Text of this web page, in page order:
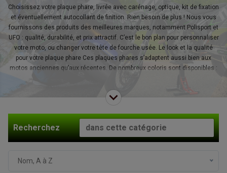
Choisissez votre plaque phare, livrée avec carénage, optique, kit de fixation
et éventuellement autocollant de finition. Rien besoin de plus ! Nous vous
fournissons des produits des meilleures marques, notamment Polisport et
UFO : qualité, durabilité, et prix attractif. C’est le bon plan pour personnaliser
votre moto, ou changer votre tête de fourche usée. Le look et la qualité
pour votre plaque phare Ces plaques phares s’adaptent aussi bien aux
motos anciennes qu’aux récentes. De nombreux coloris sont disponibles :
vous voulez donner à votre moto, vous avez le choix. Votre « truc » à vous,
c’est la motocross ou l’enduro : votre tête de fourche est sûrement mise à
pour donner un coup de jeune à votre deux-roues. Choisissez une plaque
phare avec un éclairage LED pour ses avantages en termes de
consommation et son éclairage blanc, efficace et design. Renseignez-
proposés, matériaux, finitions, etc. Dans tous les cas, la qualité est au
Recherchez
Nom, A à Z